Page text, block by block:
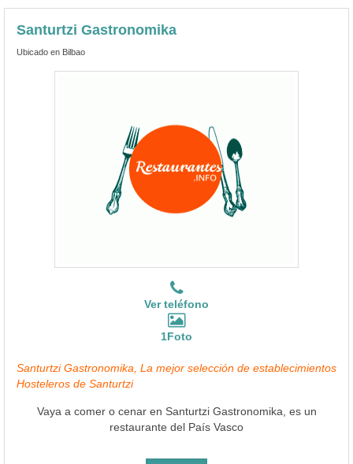
Santurtzi Gastronomika
Ubicado en Bilbao
Ver teléfono
1Foto
Santurtzi Gastronomika, La mejor selección de establecimientos
Hosteleros de Santurtzi
Vaya a comer o cenar en Santurtzi Gastronomika, es un
restaurante del País Vasco